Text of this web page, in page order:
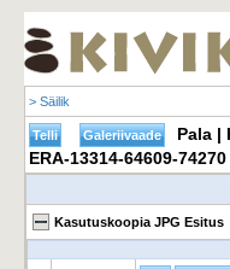
> Säilik
Pala |
ERA-13314-64609-74270
Kasutuskoopia JPG Esitus